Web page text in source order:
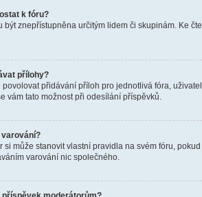
k fóru?
být znepřístupněna určitým lidem či skupinám. Ke
přílohy?
povolovat přidávání příloh pro jednotlivá fóra,
vám tato možnost při odesílání příspěvků.
varování?
si může stanovit vlastní pravidla na svém fóru,
varování nic společného.